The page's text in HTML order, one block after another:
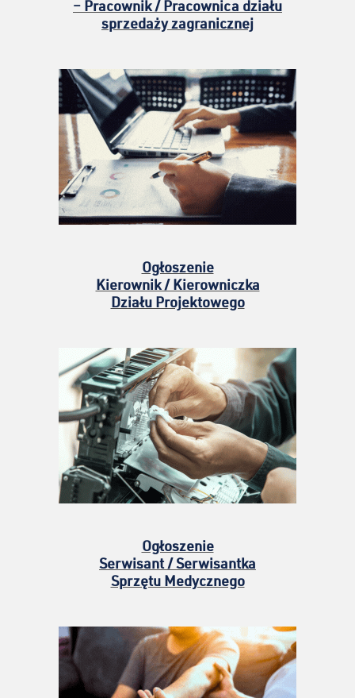
– Pracownik / Pracownica działu
sprzedaży zagranicznej
Ogłoszenie
Kierownik / Kierowniczka
Działu Projektowego
Ogłoszenie
Serwisant / Serwisantka
Sprzętu Medycznego